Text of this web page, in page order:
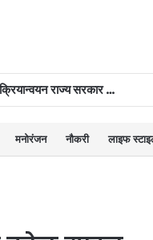
पेसा और वन अधिकार कानून का प्रभावी क्रियान्वयन राज्य सरकार की प्राथमिकताओं में शामिल : मुख्यमंत्री विष्णुदेव साय
मनोरंजन नौकरी लाइफ